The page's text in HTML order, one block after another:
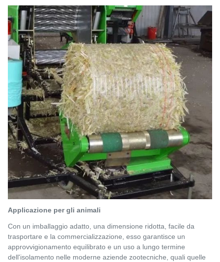
Applicazione per gli animali
Con un imballaggio adatto, una dimensione ridotta, facile da
trasportare e la commercializzazione, esso garantisce un
approvvigionamento equilibrato e un uso a lungo termine
dell'isolamento nelle moderne aziende zootecniche, quali quelle